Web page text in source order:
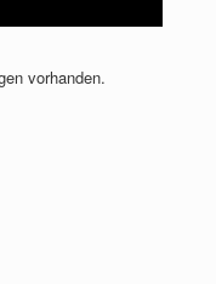
vorhanden.